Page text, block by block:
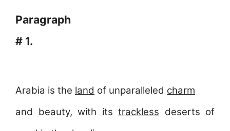
Paragraph
# 1.
Arabia is the land of unparalleled charm
and beauty, with its trackless deserts of